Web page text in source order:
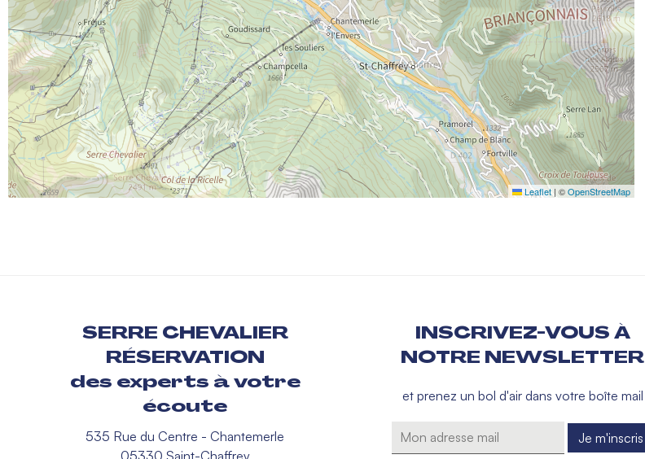
Leaflet | ©OpenStreetMap
SERRE CHEVALIER
RÉSERVATION
des experts à votre
écoute
535 Rue du Centre - Chantemerle
05330 Saint-Chaffrey
INSCRIVEZ-VOUS À
NOTRE NEWSLETTER
et prenez un bol d'air dans votre boîte mail